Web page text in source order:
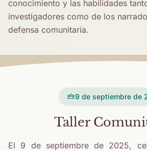
conocimiento y las habilidades
investigadores como de los
defensa comunitaria.
9 de septiembre de
Taller
El 9 de septiembre de 2025,